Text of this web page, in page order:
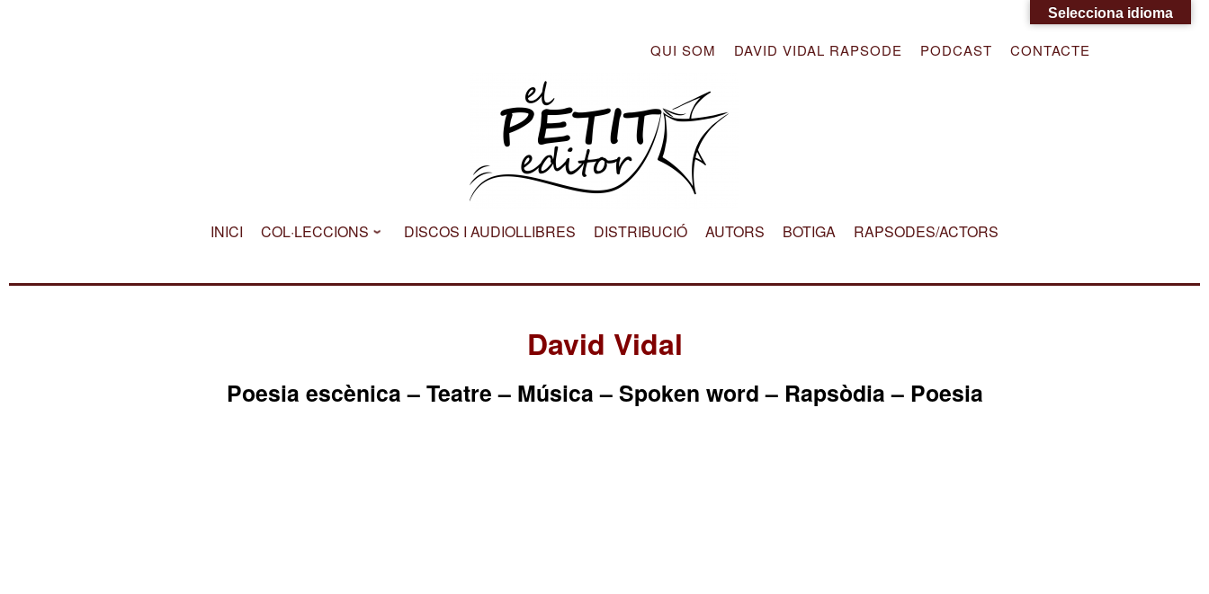
QUI SOM DAVID VIDAL RAPSODE PODCAST CONTACTE
INICI COL·LECCIONS DISCOS I AUDIOLLIBRES DISTRIBUCIÓ AUTORS BOTIGA RAPSODES/ACTORS
David Vidal
Poesia escènica – Teatre – Música – Spoken word – Rapsòdia – Poesia
Selecciona idioma